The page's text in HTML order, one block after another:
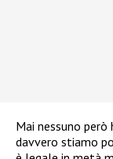
Mai nessuno
davvero stiamo